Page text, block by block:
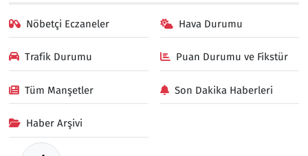
Nöbetçi Eczaneler Hava Durumu
Trafik Durumu Puan Durumu ve Fikstür
Tüm Manşetler Son Dakika Haberleri
Haber Arşivi